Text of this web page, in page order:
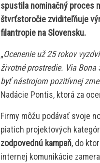
spustila nominačný proces
štvrťstoročie zviditeľňuje
filantropie na Slovensku.
„Ocenenie už 25 rokov
životné prostredie. Via
byť nástrojom pozitívnej
Nadácie Pontis, ktorá za
Firmy môžu podávať svoje
piatich projektových
zodpovednú kampaň, do
internej komunikácie